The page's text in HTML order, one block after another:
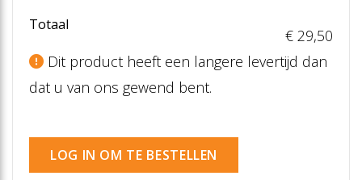
Totaal
€ 29,50
Dit product heeft een langere levertijd dan
dat u van ons gewend bent.
LOG IN OM TE BESTELLEN